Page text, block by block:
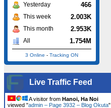
Yesterday 466
This week 2.003K
This month 2.953K
All 1.754M
3 Online - Tracking ON
Live Traffic Feed
A visitor from Hanoi, Ha Noi
viewed "admin – Page 3932 – Blog Okuta"